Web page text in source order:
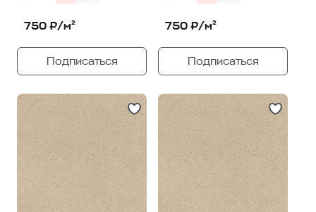
750 ₽/м²
Подписаться
750 ₽/м²
Подписаться